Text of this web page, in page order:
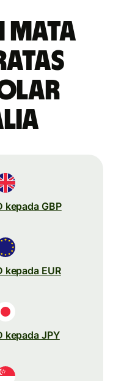
mata
kepada GBP
kepada EUR
kepada JPY